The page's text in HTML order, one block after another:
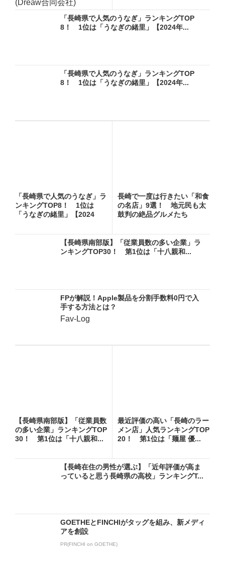
(Dreaw合同会社)
「長崎県で人気のうなぎ」ランキングTOP
8！ 1位は「うなぎの緒里」【2024年...
「長崎県で人気のうなぎ」ランキングTOP
8！ 1位は「うなぎの緒里」【2024年...
「長崎県で人気のうなぎ」ラ
ンキングTOP8！ 1位は
「うなぎの緒里」【2024
長崎で一度は行きたい「和食
の名店」9選！ 地元民も太
鼓判の絶品グルメたち
【長崎県南部版】「従業員数の多い企業」ラ
ンキングTOP30！ 第1位は「十八親和...
FPが解説！Apple製品を分割手数料0円で入
手する方法とは？
Fav-Log
【長崎県南部版】「従業員数
の多い企業」ランキングTOP
30！ 第1位は「十八親和...
最近評価の高い「長崎のラー
メン店」人気ランキングTOP
20！ 第1位は「麺屋 優...
【長崎在住の男性が選ぶ】「近年評価が高ま
っていると思う長崎県の高校」ランキングT...
GOETHEとFINCHIがタッグを組み、新メディ
アを創設
PR(FINCHI on GOETHE)